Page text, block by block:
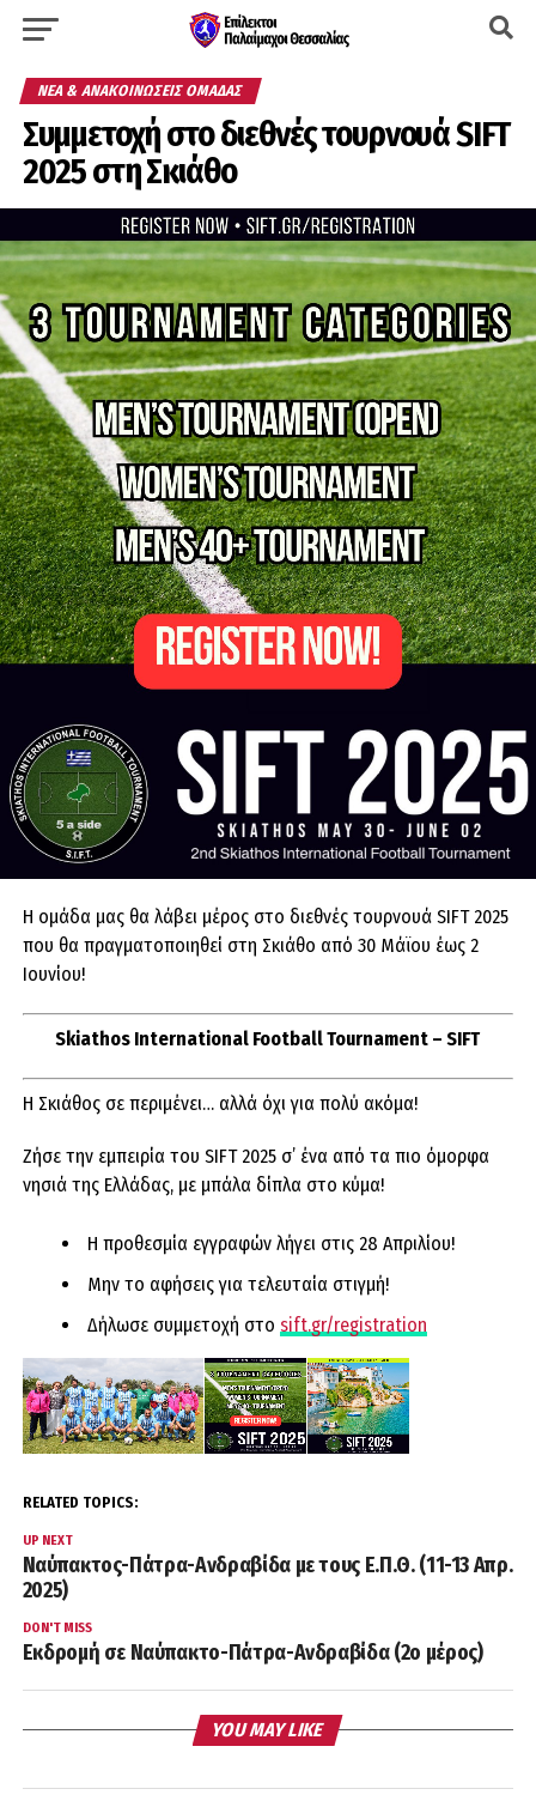
ΝΈΑ & ΑΝΑΚΟΙΝΏΣΕΙΣ ΟΜΆΔΑΣ
Συμμετοχή στο διεθνές τουρνουά SIFT
2025 στη Σκιάθο
Η ομάδα μας θα λάβει μέρος στο διεθνές τουρνουά SIFT 2025
που θα πραγματοποιηθεί στη Σκιάθο από 30 Μάϊου έως 2
Ιουνίου!
Skiathos International Football Tournament – SIFT
Η Σκιάθος σε περιμένει… αλλά όχι για πολύ ακόμα!
Ζήσε την εμπειρία του SIFT 2025 σ’ ένα από τα πιο όμορφα
νησιά της Ελλάδας, με μπάλα δίπλα στο κύμα!
Η προθεσμία εγγραφών λήγει στις 28 Απριλίου!
Μην το αφήσεις για τελευταία στιγμή!
Δήλωσε συμμετοχή στο sift.gr/registration
RELATED TOPICS:
UP NEXT
Ναύπακτος-Πάτρα-Ανδραβίδα με τους Ε.Π.Θ. (11-13 Απρ.
2025)
DON'T MISS
Εκδρομή σε Ναύπακτο-Πάτρα-Ανδραβίδα (2ο μέρος)
YOU MAY LIKE